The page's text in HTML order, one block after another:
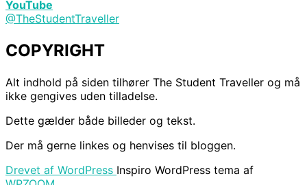
YouTube
@TheStudentTraveller
COPYRIGHT
Alt indhold på siden tilhører The Student Traveller og må
ikke gengives uden tilladelse.
Dette gælder både billeder og tekst.
Der må gerne linkes og henvises til bloggen.
Drevet af WordPress Inspiro WordPress tema af